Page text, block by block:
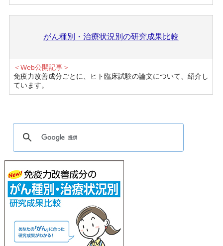
がん種別・治療状況別の研究成果比較
＜Web公開記事＞
免疫力改善成分ごとに、ヒト臨床試験の論文について、紹介し
ています。